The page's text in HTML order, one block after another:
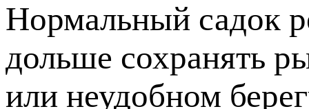
Нормальный садок
дольше сохранять
или неудобном